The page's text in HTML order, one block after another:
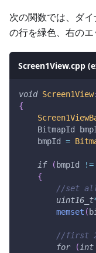
次の関数では、ダ
の行を緑色、右のエ
Screen1View.cpp
void Screen1View
{
BitmapId
    bmpId
=
if ( bmpId !=
{
//set
uint16_t
memset (
//first
for
(int